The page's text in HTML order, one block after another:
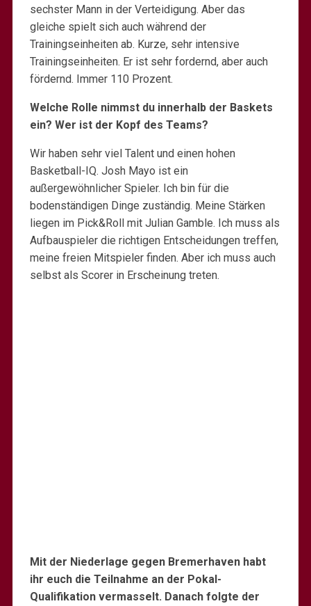
sechster Mann in der Verteidigung. Aber das
gleiche spielt sich auch während der
Trainingseinheiten ab. Kurze, sehr intensive
Trainingseinheiten. Er ist sehr fordernd, aber auch
fördernd. Immer 110 Prozent.
Welche Rolle nimmst du innerhalb der Baskets
ein? Wer ist der Kopf des Teams?
Wir haben sehr viel Talent und einen hohen
Basketball-IQ. Josh Mayo ist ein
außergewöhnlicher Spieler. Ich bin für die
bodenständigen Dinge zuständig. Meine Stärken
liegen im Pick&Roll mit Julian Gamble. Ich muss als
Aufbauspieler die richtigen Entscheidungen treffen,
meine freien Mitspieler finden. Aber ich muss auch
selbst als Scorer in Erscheinung treten.
Mit der Niederlage gegen Bremerhaven habt
ihr euch die Teilnahme an der Pokal-
Qualifikation vermasselt. Danach folgte der